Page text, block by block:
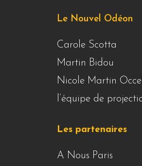
Le Nouvel Odéon
Carole Scotta
Martin Bidou
Nicole Martin
l’équipe de
Les partenaires
A Nous Paris